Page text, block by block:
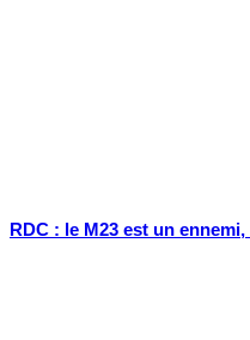
RDC : le M23 est un